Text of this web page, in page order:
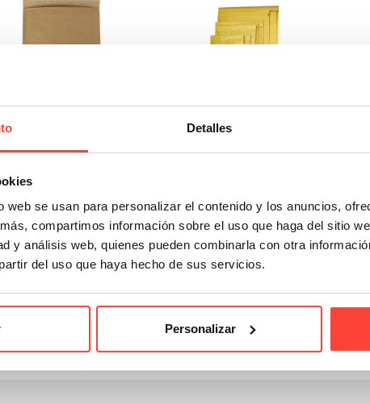
Detalles
web se usan para personalizar el contenido y los anuncios,
compartimos información sobre el uso que haga del sitio
y análisis web, quienes pueden combinarla con otra
del uso que haya hecho de sus servicios.
Personalizar
de sobres acolchados
Panal de Abeja
desde 38,65 €
Pack de sobres acolchados
desde19,93 €
1-2 de 2 artículo (s)
sobres de cartón para envíosson una opción deembalaje
los
Lee mas